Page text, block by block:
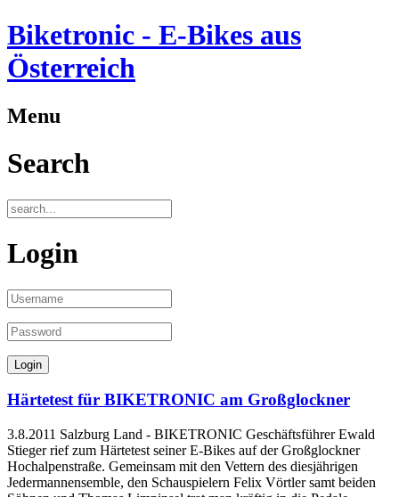
Biketronic - E-Bikes aus
Österreich
Menu
Search
Login
Härtetest für BIKETRONIC am Großglockner
3.8.2011 Salzburg Land - BIKETRONIC Geschäftsführer Ewald
Stieger rief zum Härtetest seiner E-Bikes auf der Großglockner
Hochalpenstraße. Gemeinsam mit den Vettern des diesjährigen
Jedermannensemble, den Schauspielern Felix Vörtler samt beiden